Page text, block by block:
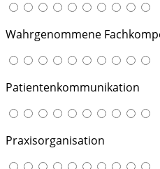
Wahrgenommene
Patientenkommunikation
Praxisorganisation